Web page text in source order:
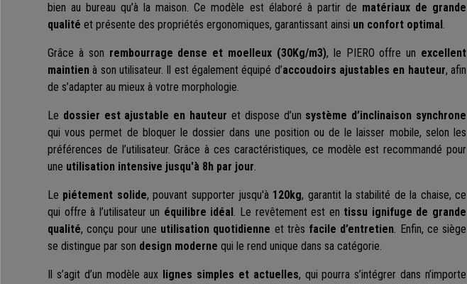
bien au bureau qu’à la maison. Ce modèle est élaboré à partir de matériaux de grande
qualité et présente des propriétés ergonomiques, garantissant ainsi un confort optimal.
Grâce à son rembourrage dense et moelleux (30Kg/m3), le PIERO offre un excellent
maintien à son utilisateur. Il est également équipé d’accoudoirs ajustables en hauteur, afin
de s’adapter au mieux à votre morphologie.
Le dossier est ajustable en hauteur et dispose d’un système d’inclinaison synchrone
qui vous permet de bloquer le dossier dans une position ou de le laisser mobile, selon les
préférences de l’utilisateur. Grâce à ces caractéristiques, ce modèle est recommandé pour
une utilisation intensive jusqu'à 8h par jour.
Le piétement solide, pouvant supporter jusqu'à 120kg, garantit la stabilité de la chaise, ce
qui offre à l’utilisateur un équilibre idéal. Le revêtement est en tissu ignifuge de grande
qualité, conçu pour une utilisation quotidienne et très facile d’entretien. Enfin, ce siège
se distingue par son design moderne qui le rend unique dans sa catégorie.
Il s’agit d’un modèle aux lignes simples et actuelles, qui pourra s’intégrer dans n’importe